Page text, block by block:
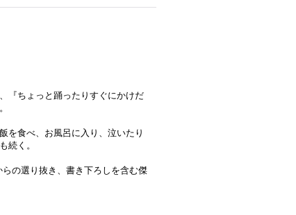
『ちょっと踊ったりすぐにかけだ
を食べ、お風呂に入り、泣いたり
続く。
の選り抜き、書き下ろしを含む傑